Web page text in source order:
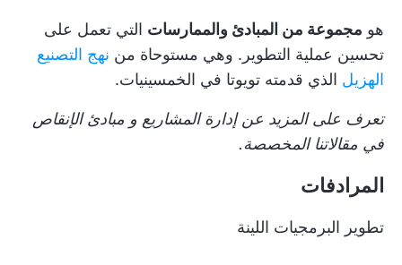
هو مجموعة من المبادئ والممارسات التي تعمل على
تحسين عملية التطوير. وهي مستوحاة من نهج التصنيع
الهزيل الذي قدمته تويوتا في الخمسينيات.
تعرف على المزيد عن إدارة المشاريع و مبادئ الإنقاص
في مقالاتنا المخصصة.
المرادفات
تطوير البرمجيات اللينة